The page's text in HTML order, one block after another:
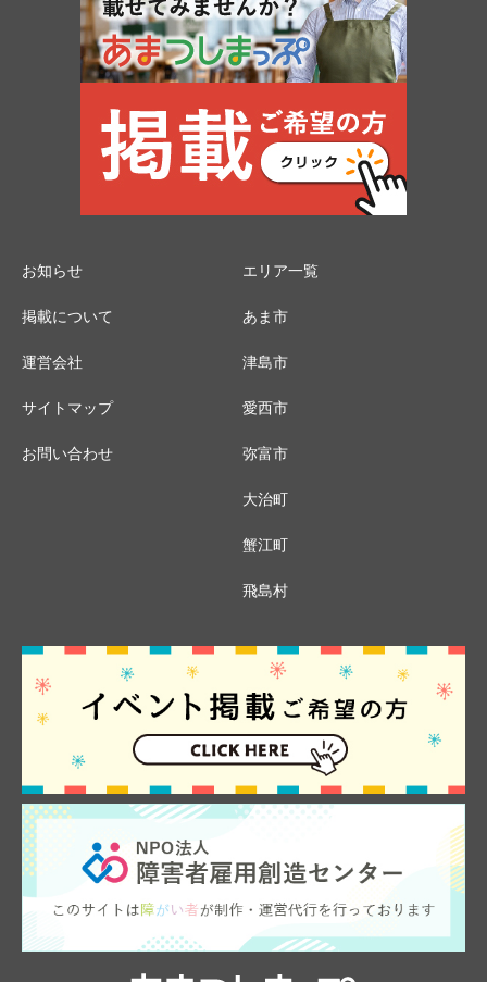
お知らせ
掲載について
運営会社
サイトマップ
お問い合わせ
エリア一覧
あま市
津島市
愛西市
弥富市
大治町
蟹江町
飛島村